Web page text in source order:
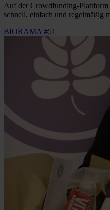
Auf der Crowdfunding-Plattform
schnell, einfach und regelmäßig
BIORAMA #51